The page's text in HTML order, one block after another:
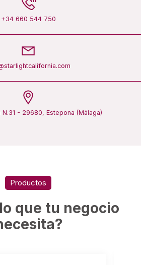
+34 660 544 750
N.31 - 29680, Estepona (Málaga)
Productos
que tu negocio